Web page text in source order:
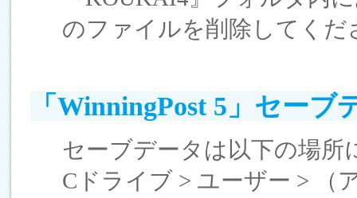
のファイルを削除してくだ
「WinningPost 5」セーブ
セーブデータは以下の場所
Cドライブ > ユーザー > （